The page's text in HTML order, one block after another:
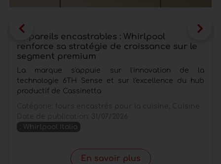
Appareils encastrables : Whirlpool
renforce sa stratégie de croissance sur le
segment premium
La marque s'appuie sur l'innovation de la
technologie 6TH Sense et sur l'excellence du hub
productif de Cassinetta
: Whirlpool Italia
En savoir plus